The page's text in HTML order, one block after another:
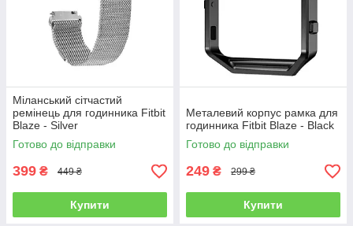
Міланський сітчастий
ремінець для годинника Fitbit
Blaze - Silver
Готово до відправки
399 ₴ 449 ₴
Купити
Металевий корпус рамка для
годинника Fitbit Blaze - Black
Готово до відправки
249 ₴ 299 ₴
Купити